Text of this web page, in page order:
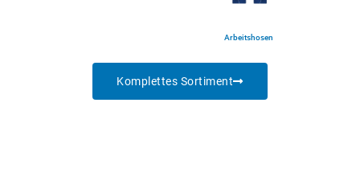
Arbeitshosen
Komplettes Sortiment